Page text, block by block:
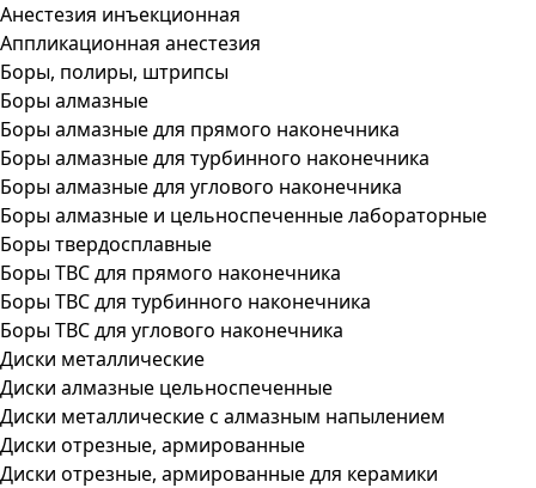
Анестезия инъекционная
Аппликационная анестезия
Боры, полиры, штрипсы
Боры алмазные
Боры алмазные для прямого наконечника
Боры алмазные для турбинного наконечника
Боры алмазные для углового наконечника
Боры алмазные и цельноспеченные лабораторные
Боры твердосплавные
Боры ТВС для прямого наконечника
Боры ТВС для турбинного наконечника
Боры ТВС для углового наконечника
Диски металлические
Диски алмазные цельноспеченные
Диски металлические с алмазным напылением
Диски отрезные, армированные
Диски отрезные, армированные для керамики